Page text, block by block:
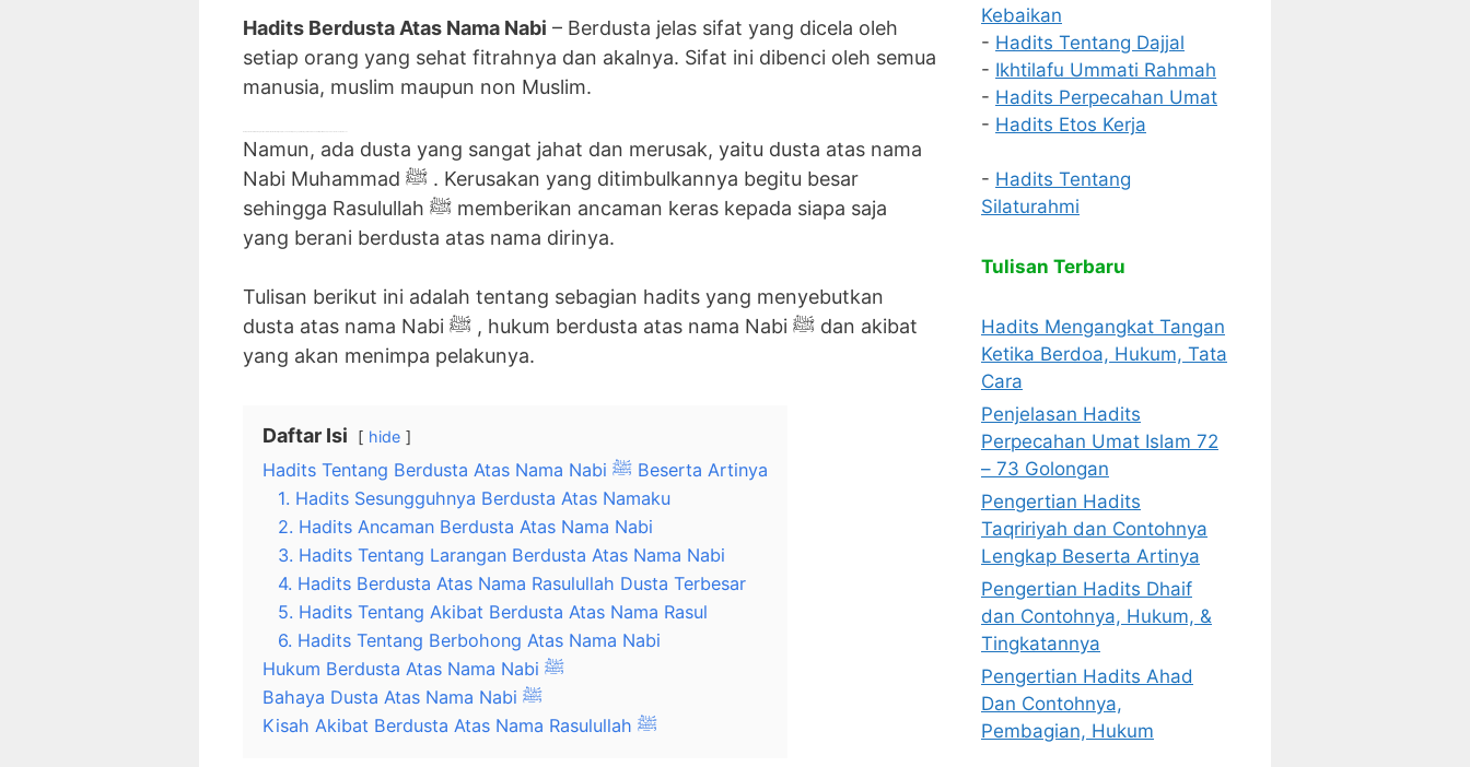
Hadits Berdusta Atas Nama Nabi – Berdusta jelas sifat yang dicela oleh
setiap orang yang sehat fitrahnya dan akalnya. Sifat ini dibenci oleh semua
manusia, muslim maupun non Muslim.
Namun, ada dusta yang sangat jahat dan merusak, yaitu dusta atas nama
Nabi Muhammad ﷺ . Kerusakan yang ditimbulkannya begitu besar
sehingga Rasulullah ﷺ memberikan ancaman keras kepada siapa saja
yang berani berdusta atas nama dirinya.
Tulisan berikut ini adalah tentang sebagian hadits yang menyebutkan
dusta atas nama Nabi ﷺ , hukum berdusta atas nama Nabi ﷺ dan akibat
yang akan menimpa pelakunya.
Daftar Isi hide
Hadits Tentang Berdusta Atas Nama Nabi ﷺ Beserta Artinya
1. Hadits Sesungguhnya Berdusta Atas Namaku
2. Hadits Ancaman Berdusta Atas Nama Nabi
3. Hadits Tentang Larangan Berdusta Atas Nama Nabi
4. Hadits Berdusta Atas Nama Rasulullah Dusta Terbesar
5. Hadits Tentang Akibat Berdusta Atas Nama Rasul
6. Hadits Tentang Berbohong Atas Nama Nabi
Hukum Berdusta Atas Nama Nabi ﷺ
Bahaya Dusta Atas Nama Nabi ﷺ
Kisah Akibat Berdusta Atas Nama Rasulullah ﷺ
Kebaikan
- Hadits Tentang Dajjal
- Ikhtilafu Ummati Rahmah
- Hadits Perpecahan Umat
- Hadits Etos Kerja
- Hadits Tentang
Silaturahmi
Tulisan Terbaru
Hadits Mengangkat Tangan
Ketika Berdoa, Hukum, Tata
Cara
Penjelasan Hadits
Perpecahan Umat Islam 72
– 73 Golongan
Pengertian Hadits
Taqririyah dan Contohnya
Lengkap Beserta Artinya
Pengertian Hadits Dhaif
dan Contohnya, Hukum, &
Tingkatannya
Pengertian Hadits Ahad
Dan Contohnya,
Pembagian, Hukum